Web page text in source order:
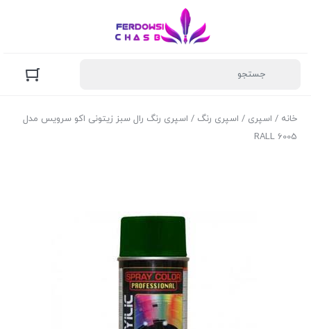
خانه / اسپری / اسپری رنگ / اسپری رنگ رال سبز زیتونی اکو سرویس مدل
RALL 6005